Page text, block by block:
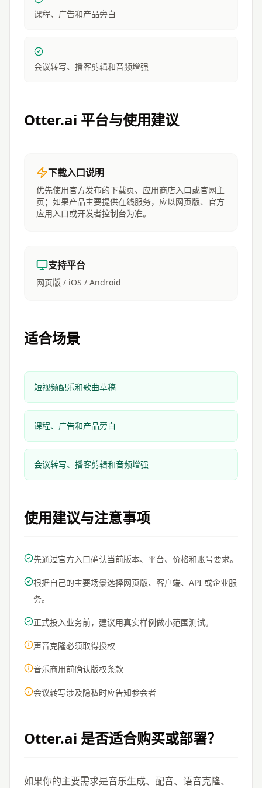
课程、广告和产品旁白
会议转写、播客剪辑和音频增强
Otter.ai 平台与使用建议
下载入口说明
优先使用官方发布的下载页、应用商店入口或官网主
页；如果产品主要提供在线服务，应以网页版、官方
应用入口或开发者控制台为准。
支持平台
网页版 / iOS / Android
适合场景
短视频配乐和歌曲草稿
课程、广告和产品旁白
会议转写、播客剪辑和音频增强
使用建议与注意事项
先通过官方入口确认当前版本、平台、价格和账号要求。
根据自己的主要场景选择网页版、客户端、API 或企业服
务。
正式投入业务前，建议用真实样例做小范围测试。
声音克隆必须取得授权
音乐商用前确认版权条款
会议转写涉及隐私时应告知参会者
Otter.ai 是否适合购买或部署？
如果你的主要需求是音乐生成、配音、语音克隆、